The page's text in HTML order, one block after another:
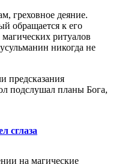
греховное деяние.
обращается к его
ритуалов
никогда не
предсказания
подслушал планы Бога,
сглаза
на магические